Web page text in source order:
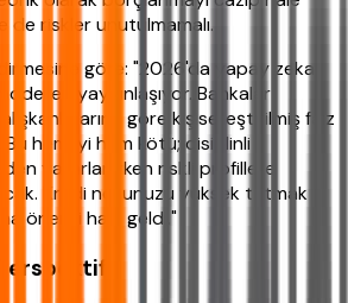
de riskler unutulmamalı.
göre: "2026'da yapay zeka
yaygınlaşıyor. Bankalar
göre kişiselleştirilmiş faiz
Bu hem iyi hem kötü; disiplinli
yararlanırken riskli profillere
Kredi notunuzu yüksek tutmak
önemli hale geldi."